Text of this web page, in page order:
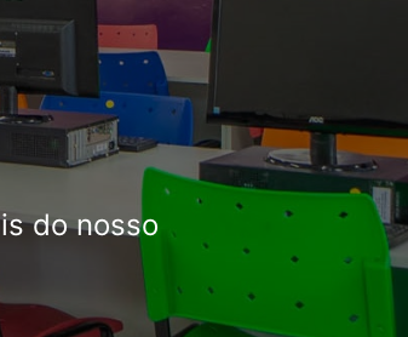
do nosso